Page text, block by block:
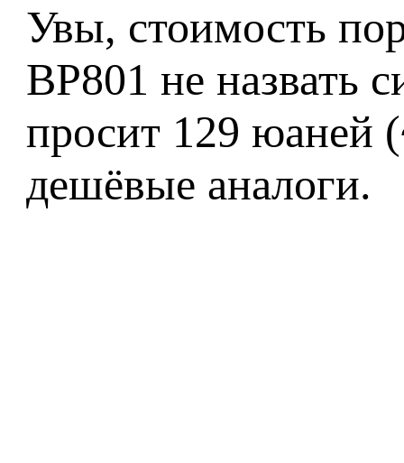
Увы, стоимость
BP801 не назвать
просит 129 юаней
дешёвые аналоги.